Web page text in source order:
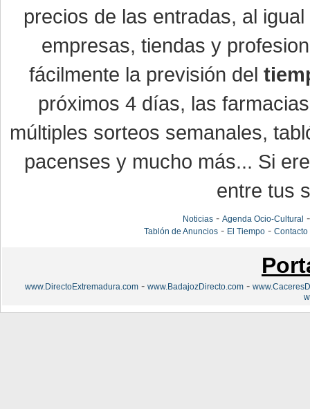
precios de las entradas, al
empresas, tiendas y
fácilmente la previsión del
próximos 4 días, las
múltiples sorteos semanales,
pacenses y mucho más... Si
entre tus
Noticias- Agenda Ocio-Cultural
Tablón de Anuncios- El Tiempo- Contacto
www.DirectoExtremadura.com - www.BadajozDirecto.com -